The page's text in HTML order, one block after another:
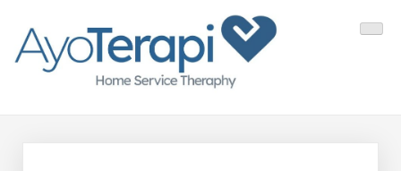
content
Ayo Terapi